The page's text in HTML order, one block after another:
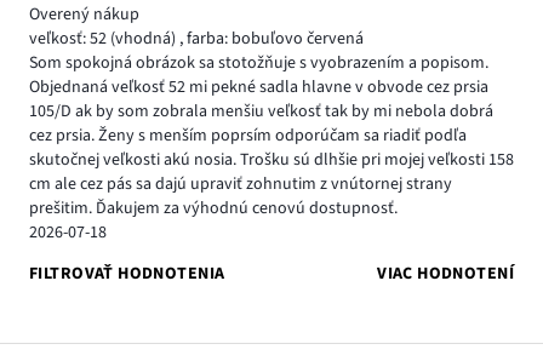
Overený nákup
veľkosť: 52 (vhodná) ,farba: bobuľovo červená
Som spokojná obrázok sa stotožňuje s vyobrazením a popisom.
Objednaná veľkosť 52 mi pekné sadla hlavne v obvode cez prsia
105/D ak by som zobrala menšiu veľkosť tak by mi nebola dobrá
cez prsia. Ženy s menším poprsím odporúčam sa riadiť podľa
skutočnej veľkosti akú nosia. Trošku sú dlhšie pri mojej veľkosti 158
cm ale cez pás sa dajú upraviť zohnutim z vnútornej strany
prešitim. Ďakujem za výhodnú cenovú dostupnosť.
2026-07-18
FILTROVAŤ HODNOTENIA
VIAC HODNOTENÍ